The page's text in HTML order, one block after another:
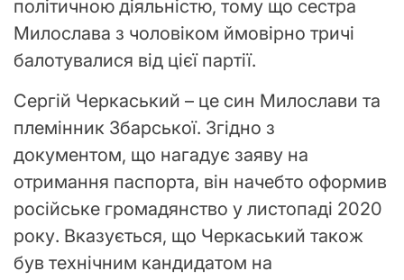
політичною діяльністю, тому що сестра
Милослава з чоловіком ймовірно тричі
балотувалися від цієї партії.
Сергій Черкаський – це син Милослави та
племінник Збарської. Згідно з
документом, що нагадує заяву на
отримання паспорта, він начебто оформив
російське громадянство у листопаді 2020
року. Вказується, що Черкаський також
був технічним кандидатом на